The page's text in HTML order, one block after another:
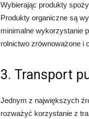
Wybierając produkty
Produkty organiczne są
minimalne wykorzystanie
rolnictwo zrównoważone i
3. Transport
Jednym z największych
rozważyć korzystanie z